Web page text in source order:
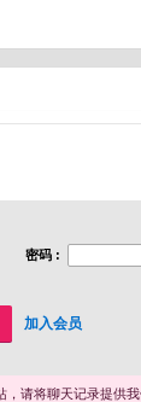
密码 :
加入会员
请将聊天记录提供